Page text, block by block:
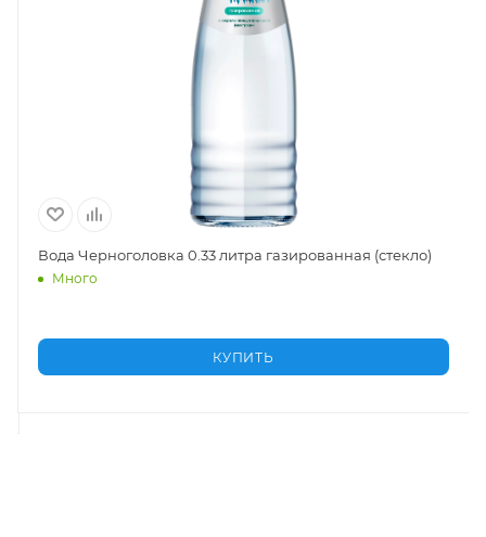
Вода Черноголовка 0.33 литра газированная (стекло)
Много
КУПИТЬ